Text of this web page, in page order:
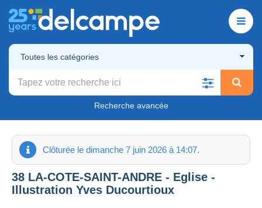
Toutes les catégories
Recherche avancée
Clôturée le dimanche 7 juin 2026 à 14:07.
38 LA-COTE-SAINT-ANDRE - Eglise -
Illustration Yves Ducourtioux